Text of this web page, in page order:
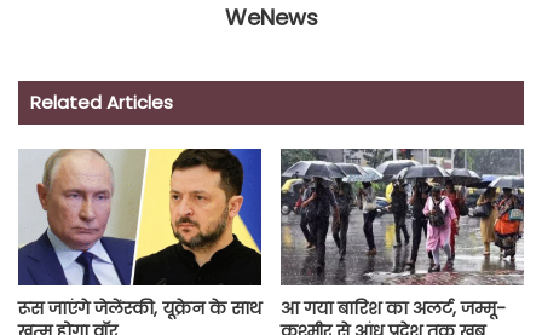
WeNews
Related Articles
रूस जाएंगे जेलेंस्की, यूक्रेन के साथ
आ गया बारिश का अलर्ट, जम्मू-